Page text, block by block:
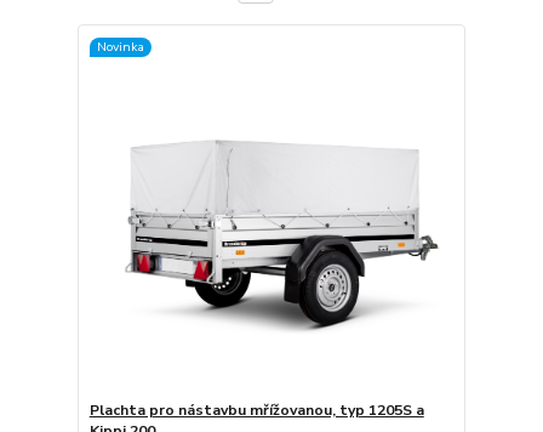
Novinka
Plachta pro nástavbu mřížovanou, typ 1205S a